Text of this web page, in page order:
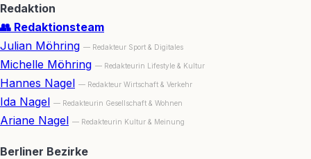
Redaktion
👥 Redaktionsteam
Julian Möhring — Redakteur Sport & Digitales
Michelle Möhring — Redakteurin Lifestyle & Kultur
Hannes Nagel — Redakteur Wirtschaft & Verkehr
Ida Nagel — Redakteurin Gesellschaft & Wohnen
Ariane Nagel — Redakteurin Kultur & Meinung
Berliner Bezirke